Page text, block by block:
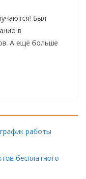
Был
в
А ещё больше
работы
бесплатного